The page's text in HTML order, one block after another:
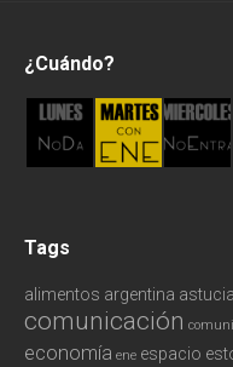
Redes
Tecnología
¿Cuándo?
Tags
alimentos argentina astucia
comunicación
economía ene espacio